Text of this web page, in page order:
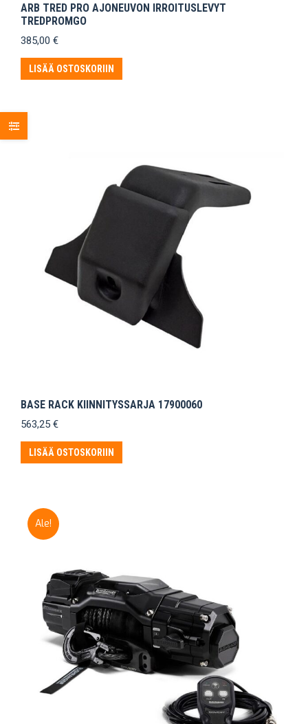
ARB TRED PRO AJONEUVON IRROITUSLEVYT
TREDPROMGO
385,00 €
LISÄÄ OSTOSKORIIN
BASE RACK KIINNITYSSARJA 17900060
563,25 €
LISÄÄ OSTOSKORIIN
Ale!